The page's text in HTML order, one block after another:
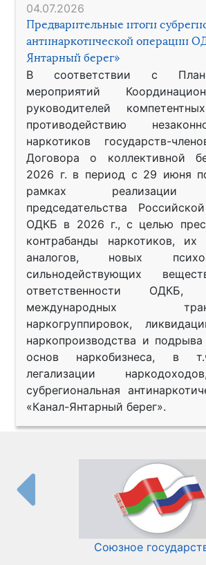
04.07.2026
Предварительные итоги
антинаркотической операции
Янтарный берег»
В соответствии с
мероприятий
руководителей
противодействию
наркотиков государств-
Договора о коллективной
2026 г. в период с 29 июня
рамках реализации
председательства
ОДКБ в 2026 г., с целью
контрабанды наркотиков, их
аналогов, новых
сильнодействующих
ответственности ОДКБ,
международных
наркогруппировок,
наркопроизводства и
основ наркобизнеса, в
легализации
субрегиональная
«Канал-Янтарный берег».
Союзное